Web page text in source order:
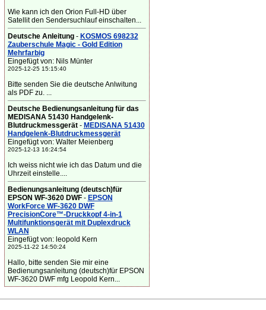
Wie kann ich den Orion Full-HD über
Satellit den Sendersuchlauf einschalten...
Deutsche Anleitung- KOSMOS 698232
Zauberschule Magic - Gold Edition
Mehrfarbig
Eingefügt von: Nils Münter
2025-12-25 15:15:40
Bitte senden Sie die deutsche Anlwitung
als PDF zu. ...
Deutsche Bedienungsanleitung für das
MEDISANA 51430 Handgelenk-
Blutdruckmessgerät- MEDISANA 51430
Handgelenk-Blutdruckmessgerät
Eingefügt von: Walter Meienberg
2025-12-13 16:24:54
Ich weiss nicht wie ich das Datum und die
Uhrzeit einstelle....
Bedienungsanleitung (deutsch)für
EPSON WF-3620 DWF- EPSON
WorkForce WF-3620 DWF
PrecisionCore™-Druckkopf 4-in-1
Multifunktionsgerät mit Duplexdruck
WLAN
Eingefügt von: leopold Kern
2025-11-22 14:50:24
Hallo, bitte senden Sie mir eine
Bedienungsanleitung (deutsch)für EPSON
WF-3620 DWF mfg Leopold Kern...